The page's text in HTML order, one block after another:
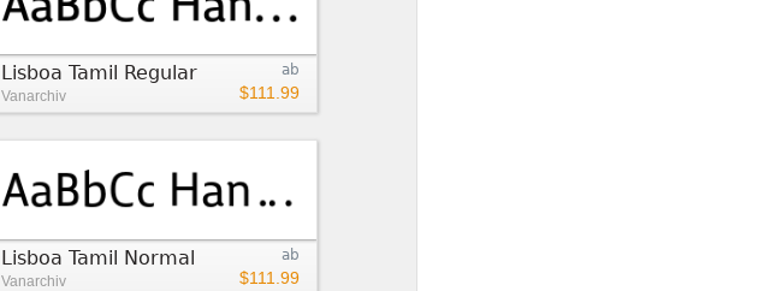
ab
$111.99
Lisboa Tamil Regular
Vanarchiv
ab
$111.99
Lisboa Tamil Normal
Vanarchiv